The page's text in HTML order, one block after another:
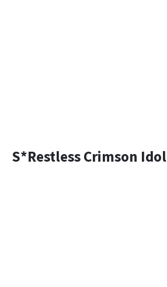
S*Restless Crimson Idol